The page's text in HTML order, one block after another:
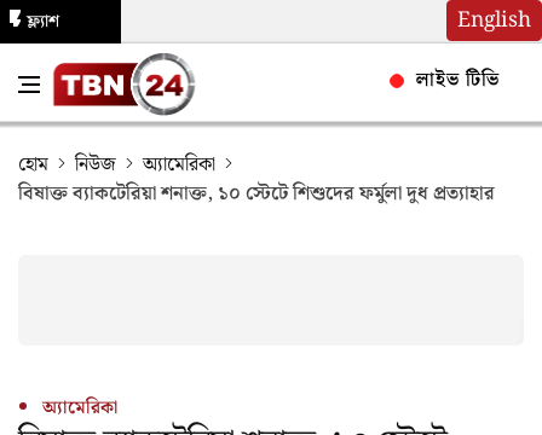
English
ফ্ল্যাশ
লাইভ টিভি
হোম নিউজ
অ্যামেরিকা
বিষাক্ত ব্যাকটেরিয়া শনাক্ত, ১০ স্টেটে শিশুদের ফর্মুলা দুধ প্রত্যাহার
অ্যামেরিকা